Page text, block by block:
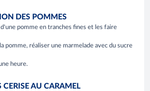
DES POMMES
pomme en tranches fines et les faire
pomme, réaliser une marmelade avec du sucre
heure.
CERISE AU CARAMEL